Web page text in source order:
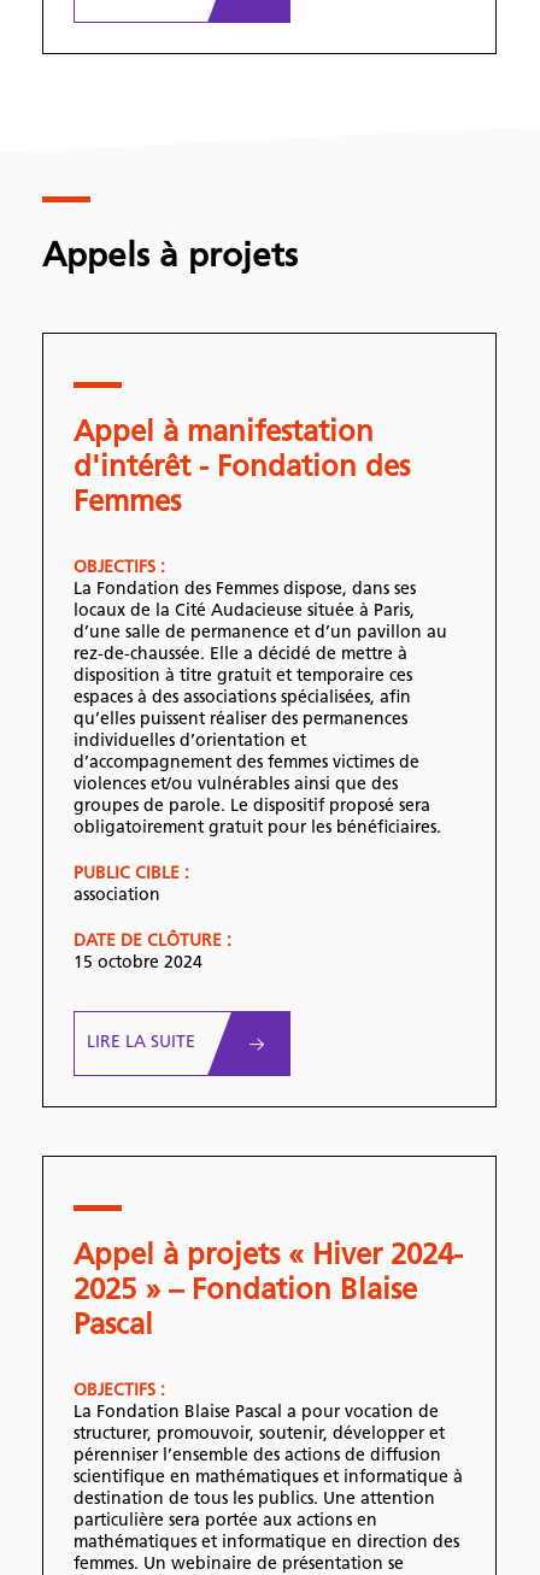
Appels à projets
Appel à manifestation
d'intérêt - Fondation des
Femmes
OBJECTIFS :
La Fondation des Femmes dispose, dans ses
locaux de la Cité Audacieuse située à Paris,
d’une salle de permanence et d’un pavillon au
rez-de-chaussée. Elle a décidé de mettre à
disposition à titre gratuit et temporaire ces
espaces à des associations spécialisées, afin
qu’elles puissent réaliser des permanences
individuelles d’orientation et
d’accompagnement des femmes victimes de
violences et/ou vulnérables ainsi que des
groupes de parole. Le dispositif proposé sera
obligatoirement gratuit pour les bénéficiaires.
PUBLIC CIBLE :
association
DATE DE CLÔTURE :
15 octobre 2024
LIRE LA SUITE
Appel à projets « Hiver 2024-
2025 » – Fondation Blaise
Pascal
OBJECTIFS :
La Fondation Blaise Pascal a pour vocation de
structurer, promouvoir, soutenir, développer et
pérenniser l’ensemble des actions de diffusion
scientifique en mathématiques et informatique à
destination de tous les publics. Une attention
particulière sera portée aux actions en
mathématiques et informatique en direction des
femmes. Un webinaire de présentation se